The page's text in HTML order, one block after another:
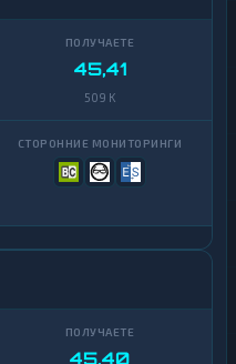
45,41
509 K
45,40